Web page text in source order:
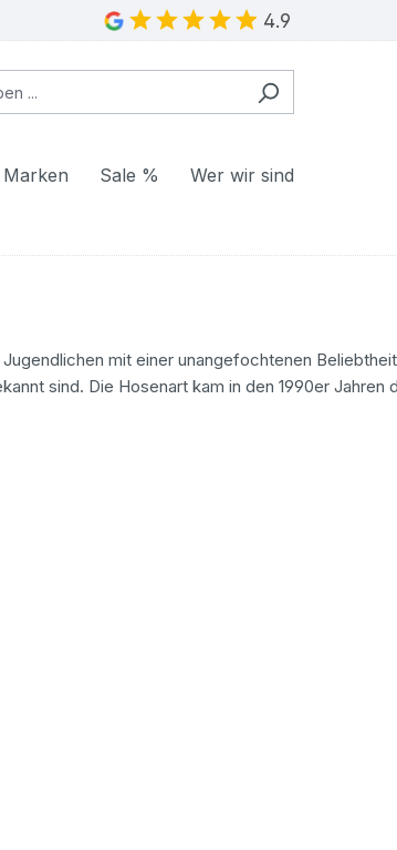
4.9
Sale % Wer wir sind
Jugendlichen mit einer unangefochtenen
sind. Die Hosenart kam in den 1990er